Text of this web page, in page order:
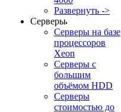
Развернуть ->
Серверы
Серверы на базе
процессоров
Xeon
Серверы с
большим
объёмом HDD
Серверы
стоимостью до